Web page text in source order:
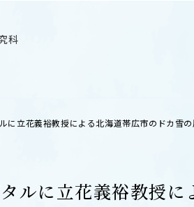
科
表）
に立花義裕教授による北海道帯広市のドカ雪の
ルに立花義裕教授